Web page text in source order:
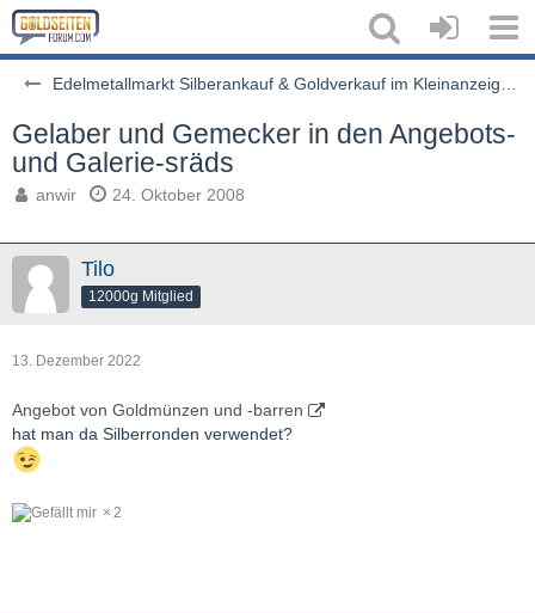
Gelaber und Gemecker in den Angebots-
und Galerie-sräds
anwir 24. Oktober 2008
Tilo
12000g Mitglied
13. Dezember 2022
Angebot von Goldmünzen und -barren
hat man da Silberronden verwendet?
2